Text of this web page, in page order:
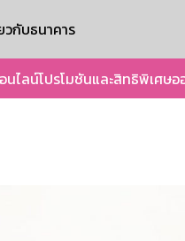
วกับธนาคาร
นไลน์โปรโมชันและสิทธิพิเศษอ